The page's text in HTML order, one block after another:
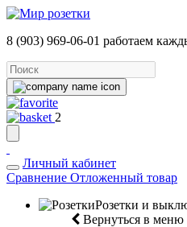
8 (903) 969-06-01 работаем
2
Личный кабинет
Сравнение Отложенный товар
Розетки и
Вернуться в меню